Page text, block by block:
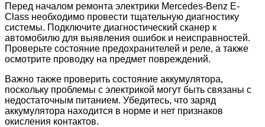
Перед началом ремонта электрики Mercedes-Benz E-
Class необходимо провести тщательную диагностику
системы. Подключите диагностический сканер к
автомобилю для выявления ошибок и неисправностей.
Проверьте состояние предохранителей и реле, а также
осмотрите проводку на предмет повреждений.
Важно также проверить состояние аккумулятора,
поскольку проблемы с электрикой могут быть связаны с
недостаточным питанием. Убедитесь, что заряд
аккумулятора находится в норме и нет признаков
окисления контактов.